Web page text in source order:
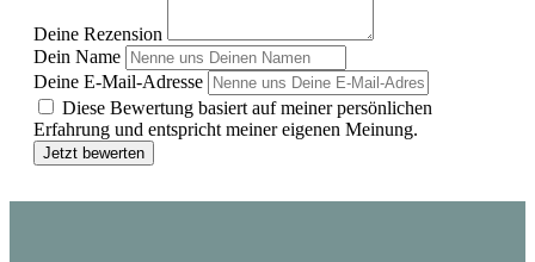
Deine Rezension
Dein Name
Deine E-Mail-Adresse
Diese Bewertung basiert auf meiner persönlichen
Erfahrung und entspricht meiner eigenen Meinung.
Jetzt bewerten